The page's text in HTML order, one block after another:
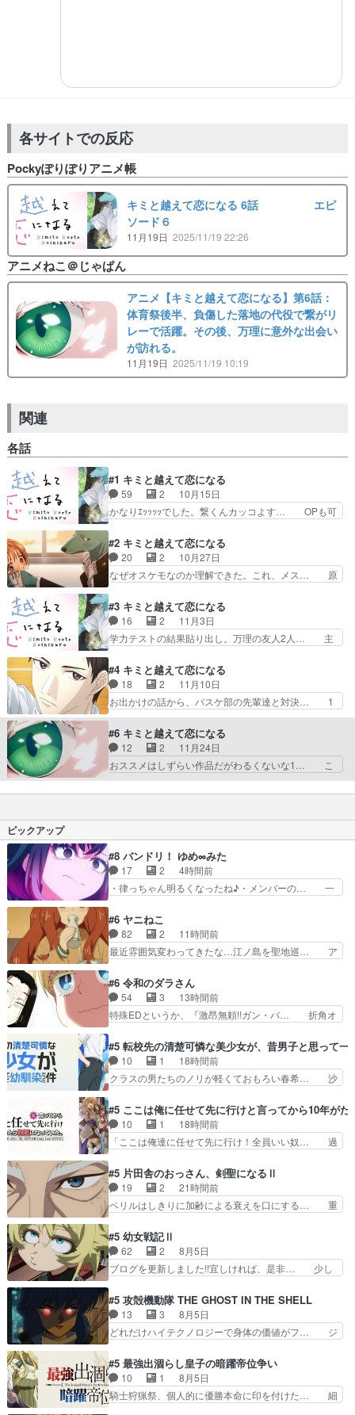
各サイトでの反応
Pockyぽりぽりアニメ帳
キミと越えて恋になる 6話 エピ
ソード６
11月19日 2025/11/19 22:26
アニメねこ＠じゃぱん
アニメ【キミと越えて恋になる】第6話：
体育祭後半、負傷した落地の代役で繋がリ
レーで活躍。その後、万理に意外な出会い
が訪れる。
11月19日 2025/11/19 10:19
関連
各話
#1 キミと越えて恋になる
59 2
10月15日
かなりｴｯｯｯｯでした。繋くんカッコよす… OPも可
女子向け？異種姦アニメとか攻め… マンガMeeな
ので、女性向け作品だな描写… イケメンケモノと
人間の女の子のラブコメだ… 犬の獣人に対して
「犬と話せるの？」みたい… 構成はだいたい良い
クのミュータントの様… 獣人の繋が何をされても
人間の学校で怒れな… 高校生の女の子が獣人の転
校生と仲良くなる…
#2 キミと越えて恋になる
20 2
10月27日
なぜオスケモなのか理解できた。これ、メス… 原
もう実質セッ(syストーリー展開はと… 教育によ
る人権意識の高さとイジメ（偏見）… ぶっちゃけ
エロ漫画並みにやる事やった方が… 雪紘マジでい
い奴すぎん？繋に飛び付いてモ… 流石に発情して
（10/25）SPY×FA… 明日はアニメの感想を3つ更
新します！・あ… 亜人ちゃんは語りたいみたいな
やつ共生する…
#3 キミと越えて恋になる
16 2
11月3日
学力テストの結果貼り出し。万理の友人2人… 主
見たアニメ（11/1）・放課後ていぼ… 明日はアニ
メの感想を3つ更新します！・あ… 悩んだけど切
ることにした普通にしてればま… 万理と繋は早い
とこ付き合ったらいいよ。い… と、尊いってこう
に、必死に万理の事を忘… 別に1番じゃなくて
も、それなりに勉強して… ちょっとマイナスなこ
と言っちゃうと、これ…
#4 キミと越えて恋になる
18 2
11月10日
お出かけの話から、バスケ部の先輩達と対決… 1
話を見た時こそ、女性向け漫画の鉄板ジャ… 今回
も悪意ある人に絡まれたり隙あらば発情… この手
のLGBTQものが最近多いな。BE… 漫画本当みん
なに見てほしい！人獣と(繋つ… 溢れて止まらな
い気持ちにこっちまでドキド… ちゃんと好きにな
#6 キミと越えて恋になる
12 2
11月24日
おススメはしずらい作品だがわるくないな1… こ
れで付き合ってない、ねぇ…「匂いたくさ… 落地
絶対あいつらとなんかあったやん。水遊… 体育祭
構好みなんだけど『癖』に毎週驚か… 繋がアンカ
気にされた事をきっかけに万里… これ獣人じゃな
く外国人であっても日本人は… ゆきひろと飛高く
んの絡み最高だな。顔面に… 万理と繋くんの関係
が少しずつ深まって体育…
ピックアップ
#8 バンドリ！ ゆめ∞みた
17 2
4時間前
・律っちゃん明るくなったね♪・メンバーの… 一
はあなたが嫌いなんです」「バンドやめ… 何が起
きているのか！？次週、みゅーたいぷ… ビオラ
様、律ちゃんを奪うのではなく敢えて… 助けたい
気持ちはあるでも、それだけじゃど… あられ等の
イベント発生かなっと思ったけ… ようやくバンド
の中での深い対話やそこから… ああいうのまとめ
動画って言うんですか？あ…
#6 ヤニねこ
82 2
11時間前
最近雰囲気変わってきたな…江ノ島を聖地巡… ア
らけの汚部屋はガチでやめてずっこける… 第６話
をLeminoで視聴しました。視聴… モジャンボみ
たいになってますよヤクちゃん… 1合を直で飲む
のヤバいし、酔ってそのまま… 目をつけられたか
締め切り直前の「自分は… ヤクネコの後輩ムーブ
がしっかりしてて良か… アルねこ回等、ｽﾄｰﾘｰのﾁ
ｮｲｽは良く…
#6 令和のダラさん
54 3
13時間前
特殊EDというか、『激昂無頼!!ガン・バ… 折角オ
理想のご近所さん♡こんな姿でビ… 足らん、足ら
んぞぉぉぉ!!!特に透過光と… 超常の存在を信じる
日向と友隆の出会いが夏… ダラさんの6本の腕っ
てそういうことだった… もしかしてもしかしてが
の子系趣味の薫◎… ガンバルゼーのOPを本気で
作るんじゃねぇ… 日向と薫は親戚の新田家のとこ
ろに訪れ最初…
#5 転校先の清楚可憐な美少女が、昔男子と思って一
10 1
18時間前
クラスの男たちのノリが軽くておもろい春希… 沙
もちゃんが透けブラしててびっくりして… レベル
のキャラが登場。相変わらず顔や体の… 隼人が春
希の級友を巻き込んだイジりに動じ… 第５話を
U-NEXTで視聴しました。視聴… ラブコメで天然
す隼人を見てなぜか不安に… 無理なダイエットは
禁物だけど、なかなか結… 「これからもお手入
れ、がんばりゅ」ありが…
#5 ここは俺に任せて先に行けと言ってから10年が
10 1
18時間前
「ここは俺達に任せて先に行け！全員いい奴… 過
鈴奈（@0suzuna0）が【マリー… 村ごと乗っ取
られてたら流石に気付かないか… 《漫画版少し読
んだことある》エリックとゴ… ロックは敵に容赦
無くブスっといくから気持… 勇者パーティー再結
構エグいことするよな… ねぇ猫耳ガール、敵の根
城に乗り込む事を同… 世もや替えが利くと復活P
とは？！もう来週…
#5 片田舎のおっさん、剣聖になるⅡ
19 2
21時間前
ベリルはしきりに加齢による衰えを口にする… 重
んじゃないですか。魔物の群を発見した… アマプ
ラにて視聴終わり！サーベルボア討伐… を言い訳
にしたくないものですねwボア狩り… 先生として
のベリルが好きだけど、今回みた… 4人だけでサ
ーベルボアが暴れてると聞い… ちょっと年齢の事
を言いすぎとゆーか言い訳… ベリルの母もやはり
只者じゃなかったかベリ…
#5 幼女戦記Ⅱ
62 2
8月5日
ブログを更新しました!!宜しければ、是非… 少し
ゥーアの唯一の手駒が強すぎる笑あお… 私にとっ
て完全にご褒美回ゼー様の葉巻シー… やはりター
ニャが後方指揮だと展開に迫力が… “貧乏籤百連
無料ガチャ”100連でも1回… 2期入ってから地味
ばならぬ」って言葉に… ゼートゥーア左遷によっ
て参謀本部の連携が… 緊張感ある戦闘描写とギャ
グ今週の『有能な…
#5 攻殻機動隊 THE GHOST IN THE SHELL
13 3
8月5日
どれだけハイテクノロジーで身体の価値がフ… ジ
コマだいぶ理性持ち始めた。この世界の… 原作読
んだのもう何年も前なのに、覚えてる… コイルの
汚職を突き止めるべくバトーの指導… やまとん1
号はどこの部分で使うのだろう？… 日本とロシア
#5 最強出涸らし皇子の暗躍帝位争い
10 1
8月5日
騎士狩猟祭、個人的に優勝本命に印を付けた… 細